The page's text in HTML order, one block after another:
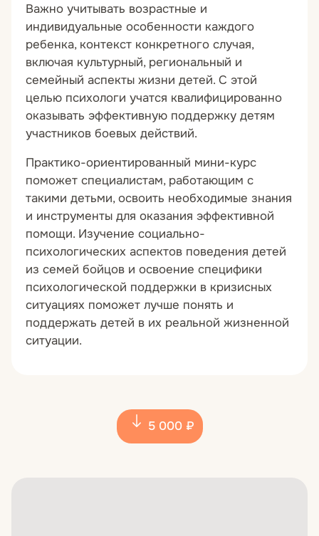
Важно учитывать возрастные и
индивидуальные особенности каждого
ребенка, контекст конкретного случая,
включая культурный, региональный и
семейный аспекты жизни детей. С этой
целью психологи учатся квалифицированно
оказывать эффективную поддержку детям
участников боевых действий.
Практико-ориентированный мини-курс
поможет специалистам, работающим с
такими детьми, освоить необходимые знания
и инструменты для оказания эффективной
помощи. Изучение социально-
психологических аспектов поведения детей
из семей бойцов и освоение специфики
психологической поддержки в кризисных
ситуациях поможет лучше понять и
поддержать детей в их реальной жизненной
ситуации.
5 000 ₽